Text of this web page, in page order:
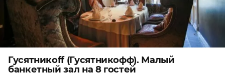
Гусятникоff (Гусятникофф). Малый
банкетный зал на 8 гостей